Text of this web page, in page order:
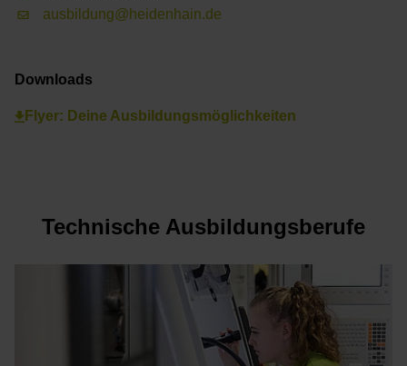
ausbildung@heidenhain.de
Downloads
Flyer: Deine Ausbildungsmöglichkeiten
Technische Ausbildungsberufe